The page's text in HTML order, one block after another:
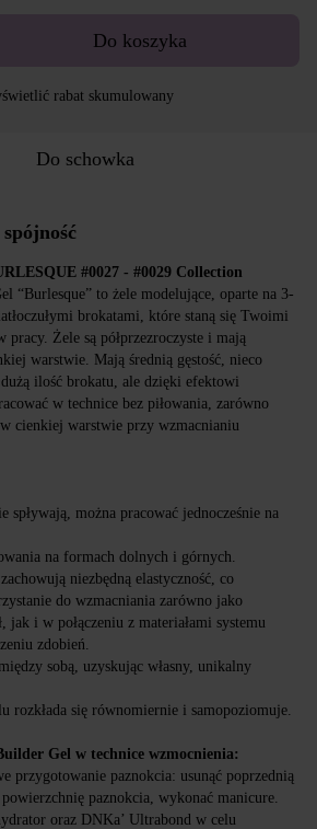
Do koszyka
rabat skumulowany
Do schowka
#0027 - #0029 Collection
“Burlesque” to żele modelujące, oparte na 3-
brokatami, które staną się Twoimi
Żele są półprzezroczyste i mają
warstwie. Mają średnią gęstość, nieco
dużą ilość brokatu, ale dzięki efektowi
w technice bez piłowania, zarówno
cienkiej warstwie przy wzmacnianiu
spływają, można pracować jednocześnie na
na formach dolnych i górnych.
niezbędną elastyczność, co
do wzmacniania zarówno jako
jak i w połączeniu z materiałami systemu
zdobień.
sobą, uzyskując własny, unikalny
rozkłada się równomiernie i samopoziomuje.
Gel w technice wzmocnienia:
przygotowanie paznokcia: usunąć poprzednią
paznokcia, wykonać manicure.
oraz DNKa’ Ultrabond w celu